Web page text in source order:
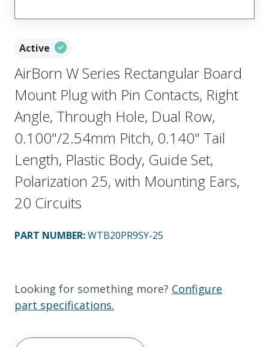
Active
AirBorn W Series Rectangular Board
Mount Plug with Pin Contacts, Right
Angle, Through Hole, Dual Row,
0.100"/2.54mm Pitch, 0.140" Tail
Length, Plastic Body, Guide Set,
Polarization 25, with Mounting Ears,
20 Circuits
PART NUMBER:WTB20PR9SY-25
Looking for something more? Configure
part specifications.